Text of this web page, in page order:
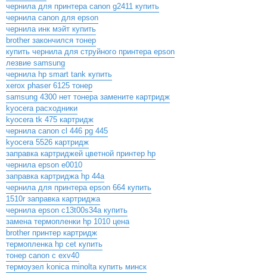
чернила для принтера canon g2411 купить
чернила canon для epson
чернила инк мэйт купить
brother закончился тонер
купить чернила для струйного принтера epson
лезвие samsung
чернила hp smart tank купить
xerox phaser 6125 тонер
samsung 4300 нет тонера замените картридж
kyocera расходники
kyocera tk 475 картридж
чернила canon cl 446 pg 445
kyocera 5526 картридж
заправка картриджей цветной принтер hp
чернила epson e0010
заправка картриджа hp 44а
чернила для принтера epson 664 купить
1510r заправка картриджа
чернила epson c13t00s34a купить
замена термопленки hp 1010 цена
brother принтер картридж
термопленка hp cet купить
тонер canon c exv40
термоузел konica minolta купить минск